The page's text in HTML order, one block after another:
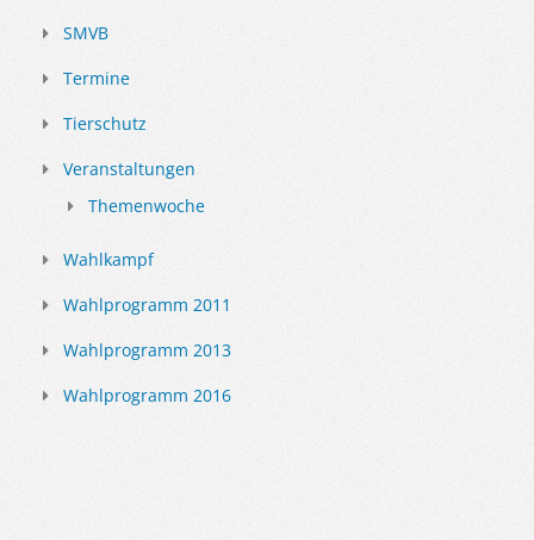
SMVB
Termine
Tierschutz
Veranstaltungen
Themenwoche
Wahlkampf
Wahlprogramm 2011
Wahlprogramm 2013
Wahlprogramm 2016